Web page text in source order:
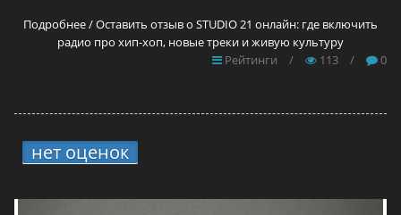
Подробнее / Оставить отзыв о STUDIO 21 онлайн: где включить
радио про хип-хоп, новые треки и живую культуру
Рейтинги
/ 113 / 0
нет оценок